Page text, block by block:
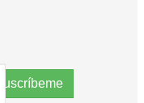
Suscríbeme